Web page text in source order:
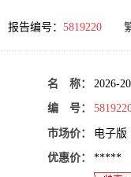
报告编号： 5819220
名 称： 2026-
编 号：
市场价： 电子版
优惠价： *****